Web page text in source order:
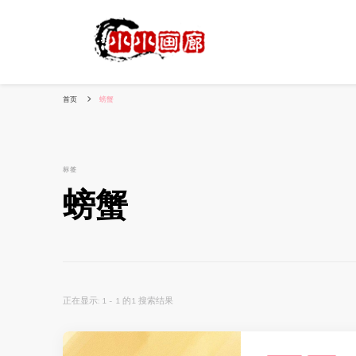
首页 螃蟹
标签
螃蟹
正在显示: 1 - 1 的1 搜索结果